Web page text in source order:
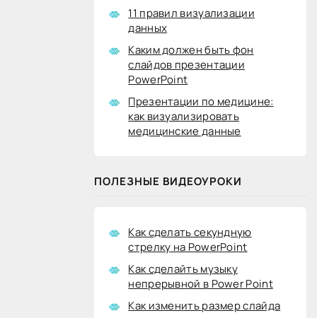
11 правил визуализации
данных
Каким должен быть фон
слайдов презентации
PowerPoint
Презентации по медицине:
как визуализировать
медицинские данные
ПОЛЕЗНЫЕ ВИДЕОУРОКИ
Как сделать секундную
стрелку на PowerPoint
Как сделайть музыку
непрерывной в Power Point
Как изменить размер слайда